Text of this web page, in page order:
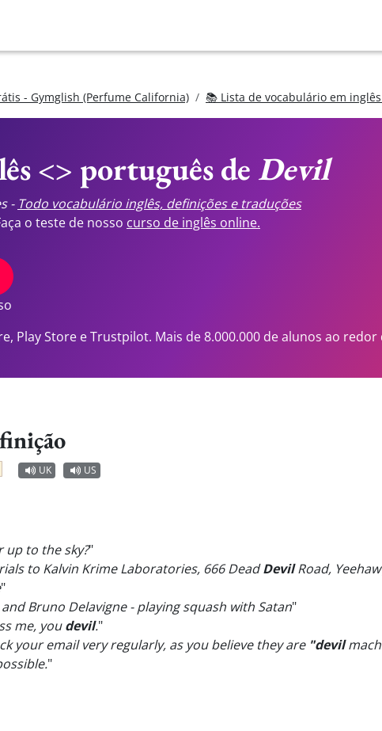
- Gymglish (Perfume California) 📚 Lista de vocabulário em
<> português de Devil
- Todo vocabulário inglês, definições e traduções
o teste de nosso curso de inglês online.
Play Store e Trustpilot. Mais de 8.000.000 de alunos ao
UK US
up to the sky?"
to Kalvin Krime Laboratories, 666 DeadDevilRoad,
"
Bruno Delavigne - playing squash with Satan"
me, youdevil."
your email very regularly, as you believe they are "devil
"